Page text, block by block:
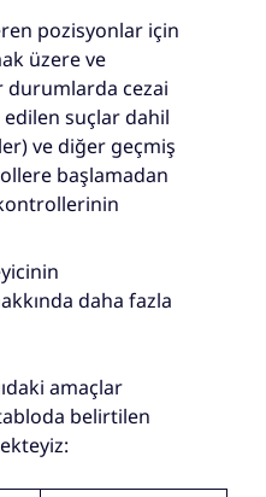
pozisyonlar için
üzere ve
durumlarda cezai
suçlar dahil
ve diğer geçmiş
başlamadan
daha fazla
amaçlar
belirtilen